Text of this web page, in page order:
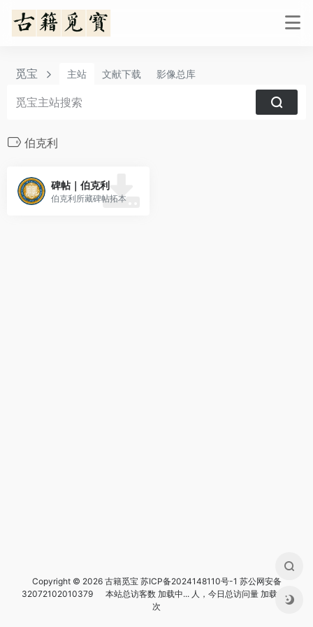
觅宝 主站 文献下载 影像总库
伯克利
碑帖｜伯克利
伯克利所藏碑帖拓本
Copyright © 2026 古籍觅宝 苏ICP备2024148110号-1 苏公网安备
32072102010379
本站总访客数 加载中...人，今日总访问量 加载中...
次